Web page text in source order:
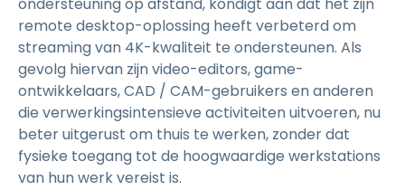
remote desktop-oplossing heeft verbeterd om
streaming van 4K-kwaliteit te ondersteunen. Als
gevolg hiervan zijn video-editors, game-
ontwikkelaars, CAD / CAM-gebruikers en anderen
die verwerkingsintensieve activiteiten uitvoeren, nu
beter uitgerust om thuis te werken, zonder dat
fysieke toegang tot de hoogwaardige werkstations
van hun werk vereist is.